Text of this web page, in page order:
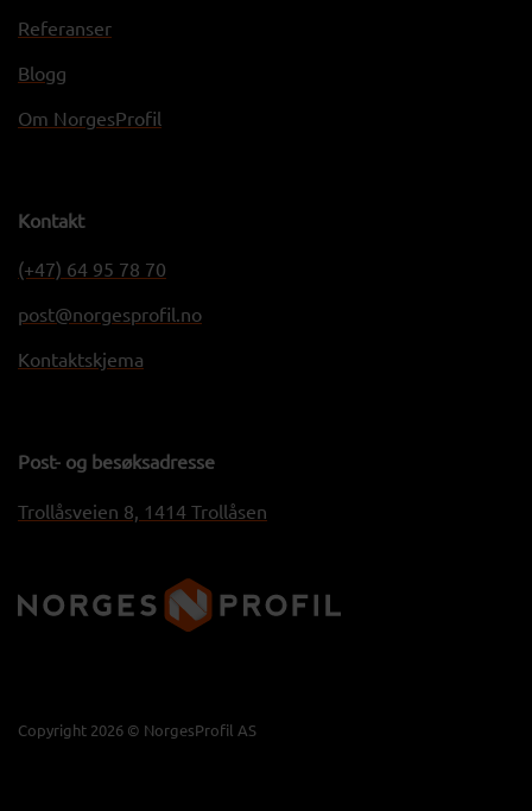
Referanser
Blogg
Om NorgesProfil
Kontakt
(+47) 64 95 78 70
post@norgesprofil.no
Kontaktskjema
Post- og besøksadresse
Trollåsveien 8, 1414 Trollåsen
Copyright 2026 © NorgesProfil AS